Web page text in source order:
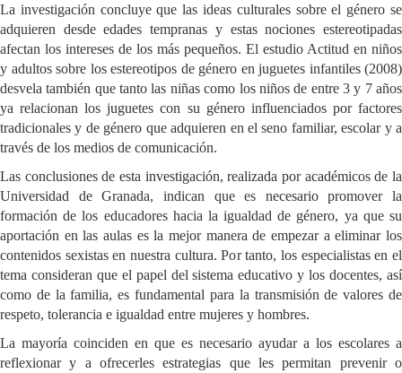
La investigación concluye que las ideas culturales sobre el género se
adquieren desde edades tempranas y estas nociones estereotipadas
afectan los intereses de los más pequeños. El estudio Actitud en niños
y adultos sobre los estereotipos de género en juguetes infantiles (2008)
desvela también que tanto las niñas como los niños de entre 3 y 7 años
ya relacionan los juguetes con su género influenciados por factores
tradicionales y de género que adquieren en el seno familiar, escolar y a
través de los medios de comunicación.
Las conclusiones de esta investigación, realizada por académicos de la
Universidad de Granada, indican que es necesario promover la
formación de los educadores hacia la igualdad de género, ya que su
aportación en las aulas es la mejor manera de empezar a eliminar los
contenidos sexistas en nuestra cultura. Por tanto, los especialistas en el
tema consideran que el papel del sistema educativo y los docentes, así
como de la familia, es fundamental para la transmisión de valores de
respeto, tolerancia e igualdad entre mujeres y hombres.
La mayoría coinciden en que es necesario ayudar a los escolares a
reflexionar y a ofrecerles estrategias que les permitan prevenir o